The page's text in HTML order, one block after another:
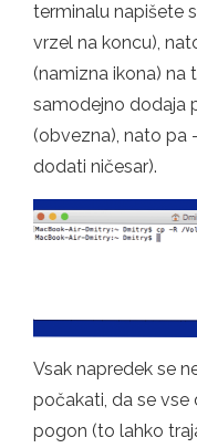
terminalu napišete
vrzel na koncu),
(namizna ikona) na
samodejno dodaja
(obvezna), nato pa
dodati ničesar).
Vsak napredek se
počakati, da se vse
pogon (to lahko